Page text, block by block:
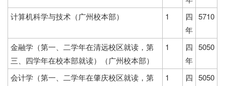
计算机科学与技术（广州校本部） 1
四
年
5710
金融学（第一、二学年在清远校区就读，第
三、四学年在校本部就读）（广州校本部）
1
四
年
5050
会计学（第一、二学年在肇庆校区就读，第
1
四 5050